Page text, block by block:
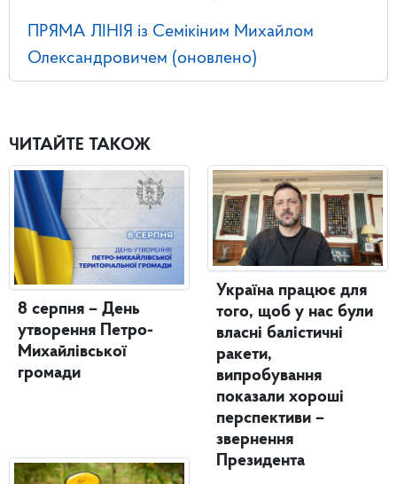
ПРЯМА ЛІНІЯ із Семікіним Михайлом
Олександровичем (оновлено)
ЧИТАЙТЕ ТАКОЖ
8 серпня – День
утворення Петро-
Михайлівської
громади
Україна працює для
того, щоб у нас були
власні балістичні
ракети,
випробування
показали хороші
перспективи –
звернення
Президента